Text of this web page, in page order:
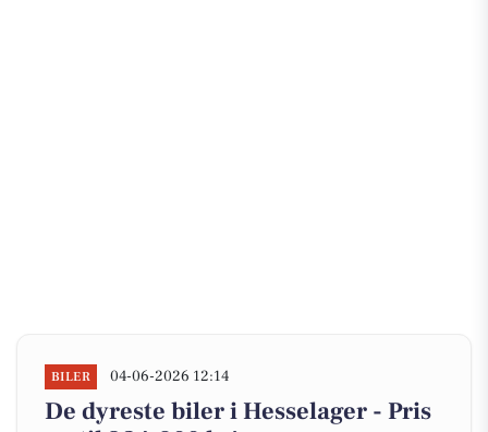
BILER 04-06-2026 12:14
De dyreste biler i Hesselager - Pris